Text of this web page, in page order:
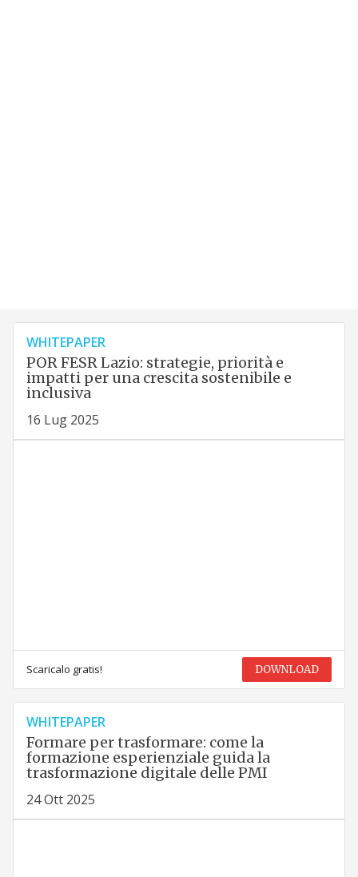
WHITEPAPER
POR FESR Lazio: strategie, priorità e
impatti per una crescita sostenibile e
inclusiva
16 Lug 2025
Scaricalo gratis! DOWNLOAD
WHITEPAPER
Formare per trasformare: come la
formazione esperienziale guida la
trasformazione digitale delle PMI
24 Ott 2025